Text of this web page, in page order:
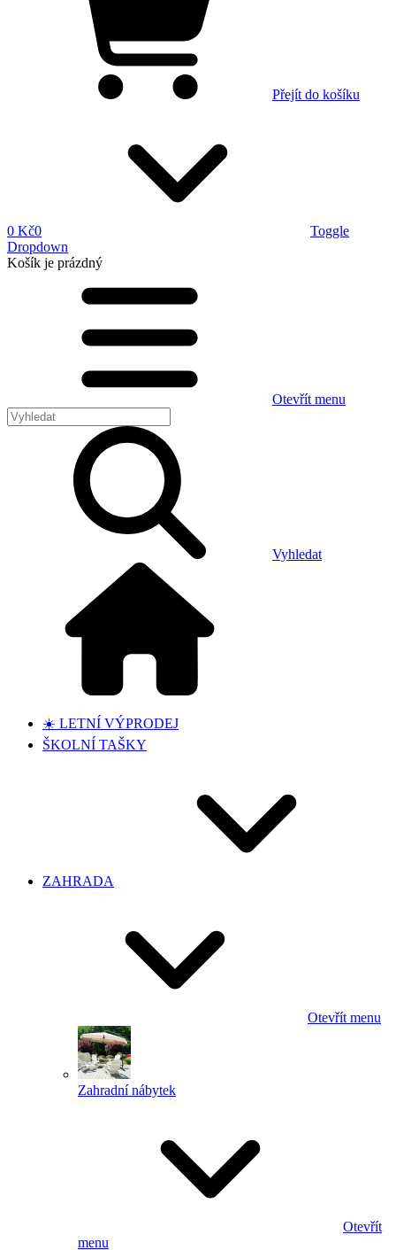
Přejít do košíku
0 Kč0
Toggle
Dropdown
Košík je prázdný
Otevřít menu
Vyhledat
☀️ LETNÍ VÝPRODEJ
ŠKOLNÍ TAŠKY
ZAHRADA
Otevřít menu
Zahradní nábytek
Otevřít
menu